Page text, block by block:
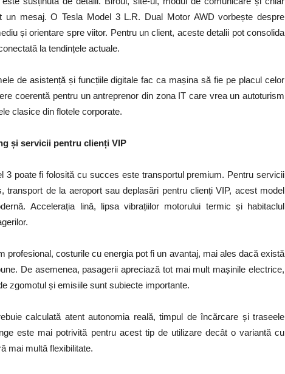
un mesaj. O Tesla Model 3 L.R. Dual Motor AWD vorbește despre
și orientare spre viitor. Pentru un client, aceste detalii pot consolida
la tendințele actuale.
de asistență și funcțiile digitale fac ca mașina să fie pe placul celor
coerentă pentru un antreprenor din zona IT care vrea un autoturism
clasice din flotele corporate.
și servicii pentru clienți VIP
3 poate fi folosită cu succes este transportul premium. Pentru servicii
transport de la aeroport sau deplasări pentru clienți VIP, acest model
Accelerația lină, lipsa vibrațiilor motorului termic și habitaclul
profesional, costurile cu energia pot fi un avantaj, mai ales dacă există
De asemenea, pasagerii apreciază tot mai mult mașinile electrice,
zgomotul și emisiile sunt subiecte importante.
calculată atent autonomia reală, timpul de încărcare și traseele
este mai potrivită pentru acest tip de utilizare decât o variantă cu
mai multă flexibilitate.